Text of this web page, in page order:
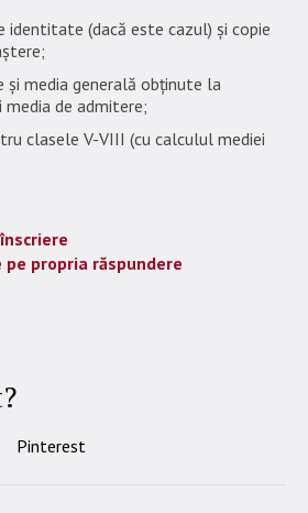
identitate (dacă este cazul) și copie
și media generală obținute la
de admitere;
clasele V-VIII (cu calculul mediei
propria răspundere
Pinterest